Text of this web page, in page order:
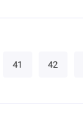
41 42